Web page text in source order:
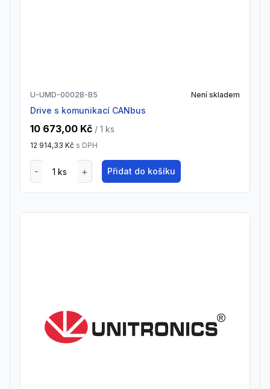
U-UMD-0002B-B5 Není skladem
drive s komunikací CANbus
10 673,00 Kč / 1 ks
12 914,33 Kč s DPH
Přidat do košíku